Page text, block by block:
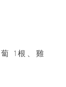
1根、雞